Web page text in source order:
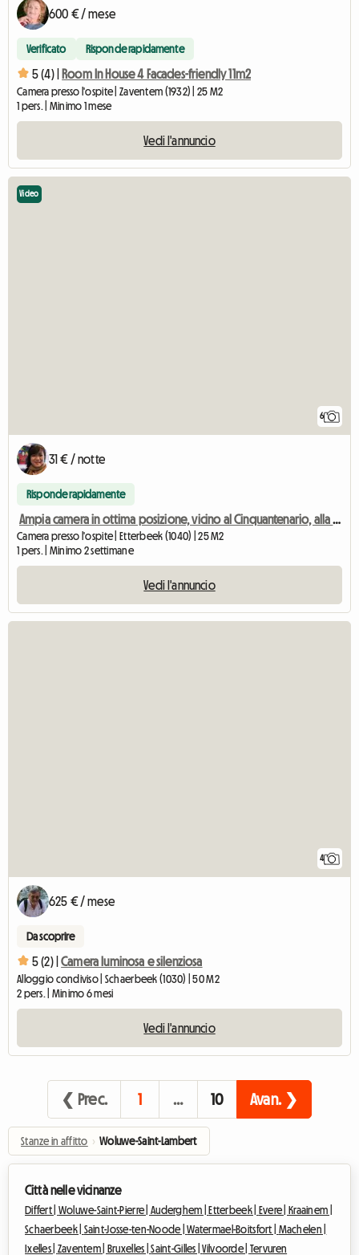
600 € / mese
Verificato Risponde rapidamente
5 (4) | Room In House 4 Facades-friendly 11m2
Camera presso l'ospite | Zaventem (1932) | 25 M2
1 pers. | Minimo 1 mese
Vedi l'annuncio
6
Video
31 € / notte
Risponde rapidamente
Ampia camera in ottima posizione, vicino al Cinquantenario, alla VUB e a Schuman
Camera presso l'ospite | Etterbeek (1040) | 25 M2
1 pers. | Minimo 2 settimane
Vedi l'annuncio
4
625 € / mese
Da scoprire
5 (2) | Camera luminosa e silenziosa
Alloggio condiviso | Schaerbeek (1030) | 50 M2
2 pers. | Minimo 6 mesi
Vedi l'annuncio
❮ Prec. 1 … 10 Avan. ❯
Stanze in affitto › Woluwe-Saint-Lambert
Città nelle vicinanze
Differt | Woluwe-Saint-Pierre | Auderghem |Etterbeek | Evere | Kraainem |
Schaerbeek | Saint-Josse-ten-Noode |Watermael-Boitsfort | Machelen |
Ixelles | Zaventem | Bruxelles |Saint-Gilles |Vilvoorde | Tervuren